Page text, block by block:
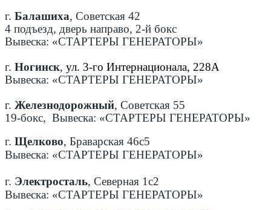
г. Балашиха, Советская 42
4 подъезд, дверь направо, 2-й бокс
Вывеска: «СТАРТЕРЫ ГЕНЕРАТОРЫ»
г. Ногинск, ул. 3-го Интернационала, 228А
Вывеска: «СТАРТЕРЫ ГЕНЕРАТОРЫ»
г. Железнодорожный, Советская 55
19-бокс, Вывеска: «СТАРТЕРЫ ГЕНЕРАТОРЫ»
г. Щелково, Браварская 46с5
Вывеска: «СТАРТЕРЫ ГЕНЕРАТОРЫ»
г. Электросталь, Северная 1с2
Вывеска: «СТАРТЕРЫ ГЕНЕРАТОРЫ»